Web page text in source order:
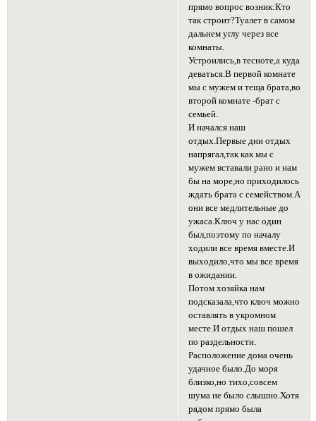
прямо вопрос возник:Кто
так строит?Туалет в самом
дальнем углу через все
комнаты.
Устроились,в тесноте,а куда
деваться.В первой комнате
мы с мужем и теща брата,во
второй комнате -брат с
семьей.
И начался наш
отдых.Первые дни отдых
напрягал,так как мы с
мужем вставали рано и нам
бы на море,но приходилось
ждать брата с семейством.А
они все медлительные до
ужаса.Ключ у нас один
был,поэтому по началу
ходили все время вместе.И
выходило,что мы все время
в ожидании.
Потом хозяйка нам
подсказала,что ключ можно
оставлять в укромном
месте.И отдых наш пошел
по раздельности.
Расположение дома очень
удачное было.До моря
близко,но тихо,совсем
шума не было слышно.Хотя
рядом прямо была